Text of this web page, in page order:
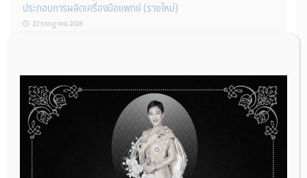
ประกอบการผลิตเครื่องมือแพทย์ (รายใหม่)
22 กรกฎาคม 2026
ผู้ประกอบการผลิต และ นักวิจัย ที่ต้องการขึ้นทะเบียนเครื่องมือแพทย์
ต้องทำอย่างไรบ้าง
22 กรกฎาคม 2026